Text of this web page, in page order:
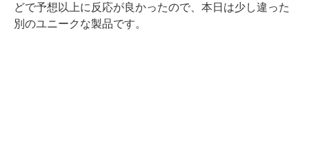
どで予想以上に反応が良かったので、本日は少し違った
別のユニークな製品です。